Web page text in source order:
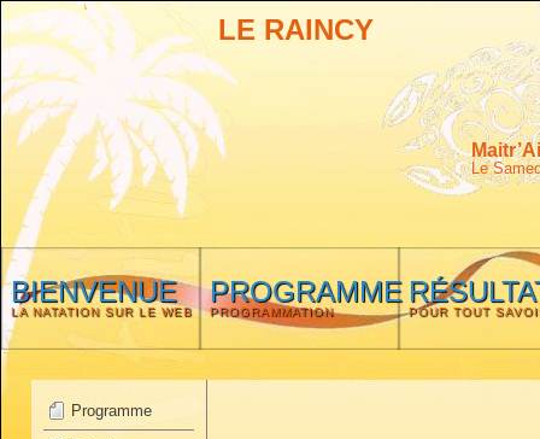
LE RAINCY
Le
BIENVENUE
LA NATATION SUR LE WEB
PROGRAMME
PROGRAMMATION POUR TOUT
Programme